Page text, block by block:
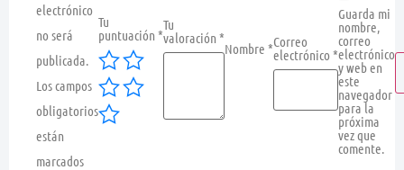
electrónico
no será
publicada.
Los campos
obligatorios
están
marcados
Tu
puntuación *
Tu
valoración *
Nombre *Correo
electrónico *
Guarda mi
nombre,
correo
electrónico
y web en
este
navegador
para la
próxima
vez que
comente.